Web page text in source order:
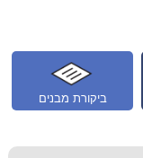
ביקורת מבנים